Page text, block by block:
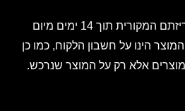
ניתן להחזיר מוצרים באריזתם המקורית תוך 14 ימים מיום
הינו על חשבון הלקוח, כמו כן
אלא רק על המוצר שנרכש.